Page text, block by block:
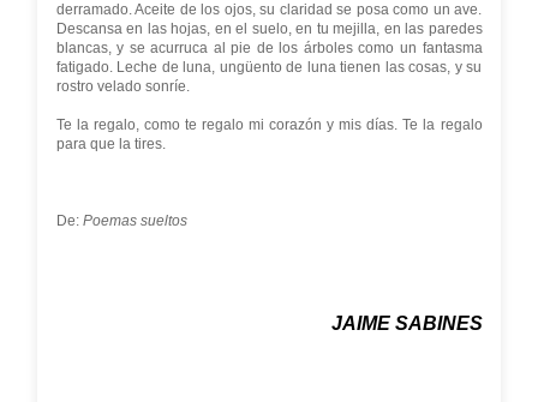
derramado. Aceite de los ojos, su claridad se posa como un ave.
Descansa en las hojas, en el suelo, en tu mejilla, en las paredes
blancas, y se acurruca al pie de los árboles como un fantasma
fatigado. Leche de luna, ungüento de luna tienen las cosas, y su
rostro velado sonríe.
Te la regalo, como te regalo mi corazón y mis días. Te la regalo
para que la tires.
De: Poemas sueltos
JAIME SABINES